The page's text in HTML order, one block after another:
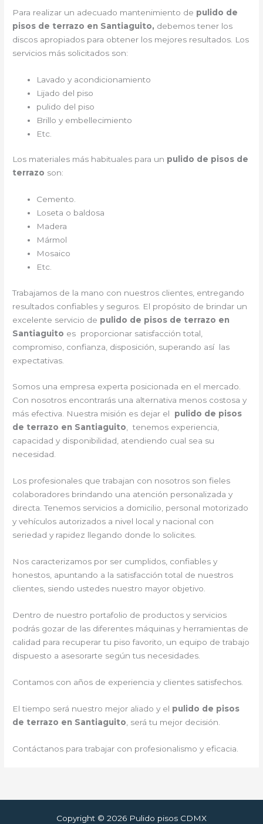
Para realizar un adecuado mantenimiento de pulido de
pisos de terrazo en Santiaguito, debemos tener los
discos apropiados para obtener los mejores resultados. Los
servicios más solicitados son:
Lavado y acondicionamiento
Lijado del piso
pulido del piso
Brillo y embellecimiento
Etc.
Los materiales más habituales para un pulido de pisos de
terrazo son:
Cemento.
Loseta o baldosa
Madera
Mármol
Mosaico
Etc.
Trabajamos de la mano con nuestros clientes, entregando
resultados confiables y seguros. El propósito de brindar un
excelente servicio de pulido de pisos de terrazo en
Santiaguito es proporcionar satisfacción total,
compromiso, confianza, disposición, superando así las
expectativas.
Somos una empresa experta posicionada en el mercado.
Con nosotros encontrarás una alternativa menos costosa y
más efectiva. Nuestra misión es dejar el pulido de pisos
de terrazo en Santiaguito, tenemos experiencia,
capacidad y disponibilidad, atendiendo cual sea su
necesidad.
Los profesionales que trabajan con nosotros son fieles
colaboradores brindando una atención personalizada y
directa. Tenemos servicios a domicilio, personal motorizado
y vehículos autorizados a nivel local y nacional con
seriedad y rapidez llegando donde lo solicites.
Nos caracterizamos por ser cumplidos, confiables y
honestos, apuntando a la satisfacción total de nuestros
clientes, siendo ustedes nuestro mayor objetivo.
Dentro de nuestro portafolio de productos y servicios
podrás gozar de las diferentes máquinas y herramientas de
calidad para recuperar tu piso favorito, un equipo de trabajo
dispuesto a asesorarte según tus necesidades.
Contamos con años de experiencia y clientes satisfechos.
El tiempo será nuestro mejor aliado y el pulido de pisos
de terrazo en Santiaguito , será tu mejor decisión.
Contáctanos para trabajar con profesionalismo y eficacia.
Copyright © 2026 Pulido pisos CDMX